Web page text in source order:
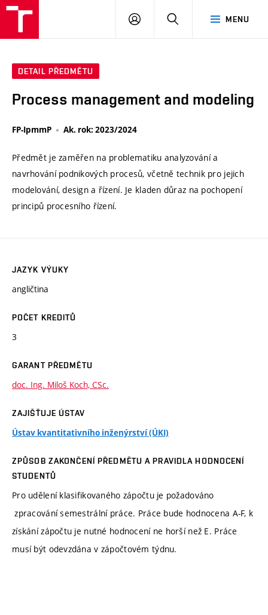
MENU
PŘIHLÁSIT
DETAIL PŘEDMĚTU
Process management and modeling
FP-IpmmP Ak. rok: 2023/2024
Předmět je zaměřen na problematiku analyzování a
navrhování podnikových procesů, včetně technik pro jejich
modelování, design a řízení. Je kladen důraz na pochopení
principů procesního řízení.
JAZYK VÝUKY
angličtina
POČET KREDITŮ
3
GARANT PŘEDMĚTU
doc. Ing. Miloš Koch, CSc.
ZAJIŠŤUJE ÚSTAV
Ústav kvantitativního inženýrství (ÚKI)
ZPŮSOB ZAKONČENÍ PŘEDMĚTU A PRAVIDLA HODNOCENÍ
STUDENTŮ
Pro udělení klasifikovaného zápočtu je požadováno
zpracování semestrální práce. Práce bude hodnocena A-F, k
získání zápočtu je nutné hodnocení ne horší než E. Práce
musí být odevzdána v zápočtovém týdnu.